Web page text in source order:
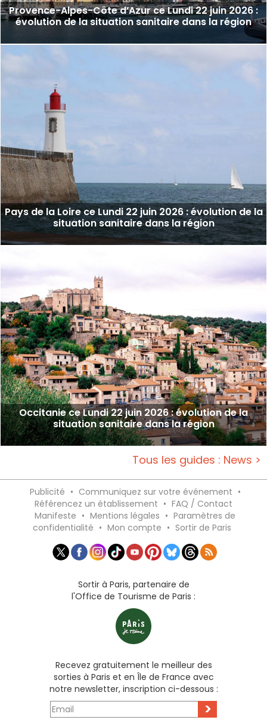
Provence-Alpes-Côte d’Azur ce Lundi 22 juin 2026 :
évolution de la situation sanitaire dans la région
Pays de la Loire ce Lundi 22 juin 2026 : évolution de la
situation sanitaire dans la région
Occitanie ce Lundi 22 juin 2026 : évolution de la
situation sanitaire dans la région
Tous les guides : News >
Publicité • Communiquez sur votre événement •
Référencez un établissement • FAQ / Contact
Manifeste • Mentions légales • Paramètres de
confidentialité • Mon compte • Sortir de Paris
Sortir à Paris, partenaire de
l'Office de Tourisme de Paris :
Recevez gratuitement le meilleur des
sorties à Paris et en Île de France avec
notre newsletter, inscription ci-dessous :
>